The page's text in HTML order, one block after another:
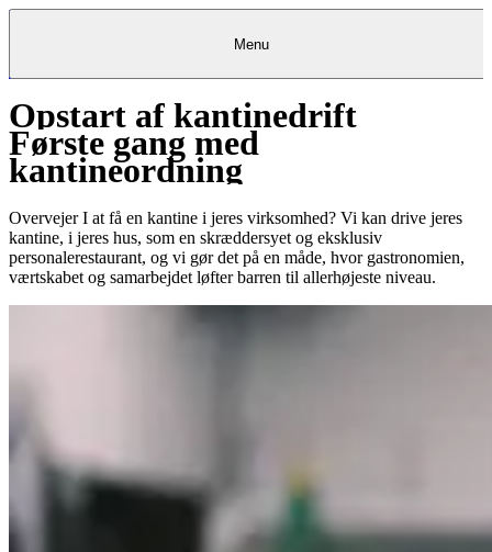
Kantine KantineKantine
FrokostordningFrokostordningFrokostordning
Catering Catering& &EventsEvents
MadkurserMadkurser&&Teambuilding
& Teambuilding
Restauranter Restauranter & & Bagerier Bagerier
Bagerier
FoodserviceFoodserviceFoodservice
DetailDetailDetail
ProjekterProjekter&&rådgivning
EventkalenderEventkalenderEventkalender
Køb gavekortgavekortKøb gavekort
KundeserviceKundeserviceKundeservice
Log indMit Meyers
Menu
Opstart af kantinedrift
Første gang med
kantineordning
Overvejer I at få en kantine i jeres virksomhed? Vi kan drive jeres
kantine, i jeres hus, som en skræddersyet og eksklusiv
personalerestaurant, og vi gør det på en måde, hvor gastronomien,
værtskabet og samarbejdet løfter barren til allerhøjeste niveau.